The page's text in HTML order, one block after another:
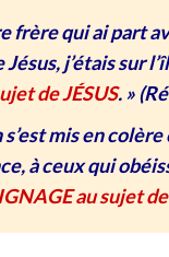
frère qui ai part
Jésus, j’étais sur
de JÉSUS. »
s’est mis en
à ceux qui
au sujet de